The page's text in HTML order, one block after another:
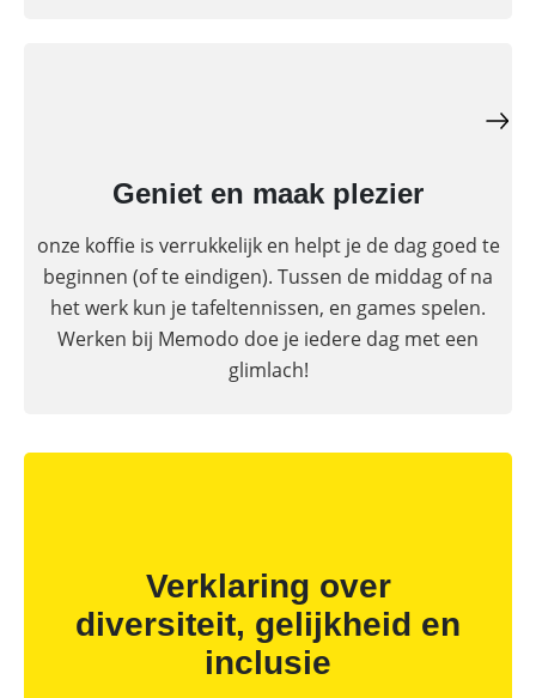
Geniet en maak plezier
onze koffie is verrukkelijk en helpt je de dag goed te
beginnen (of te eindigen). Tussen de middag of na
het werk kun je tafeltennissen, en games spelen.
Werken bij Memodo doe je iedere dag met een
glimlach!
Verklaring over
diversiteit, gelijkheid en
inclusie